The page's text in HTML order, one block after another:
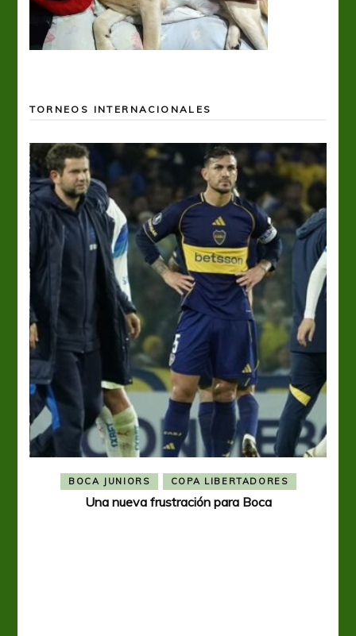
TORNEOS INTERNACIONALES
BOCA JUNIORS COPA LIBERTADORES
Una nueva frustración para Boca